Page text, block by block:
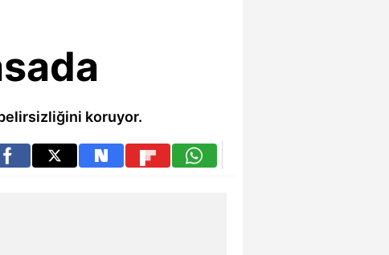
koruyor.